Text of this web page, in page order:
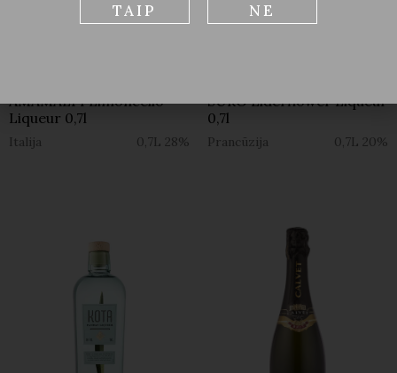
AMAMALFI Limoncello
Liqueur 0,7l
Italija 0,7L 28%
SURO Elderflower Liqueur
0,7l
Prancūzija 0,7L 20%
TAIP NE